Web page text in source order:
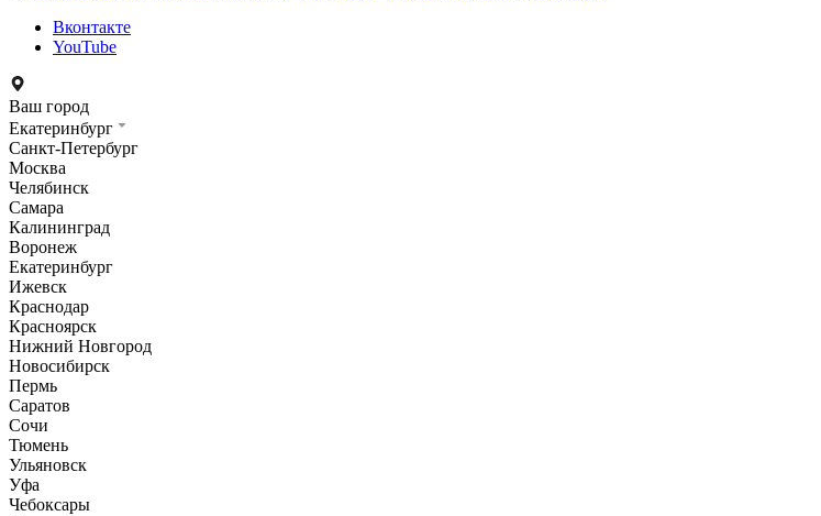
Вконтакте
YouTube
Ваш город
Екатеринбург
Санкт-Петербург
Москва
Челябинск
Самара
Калининград
Воронеж
Екатеринбург
Ижевск
Краснодар
Красноярск
Нижний Новгород
Новосибирск
Пермь
Саратов
Сочи
Тюмень
Ульяновск
Уфа
Чебоксары